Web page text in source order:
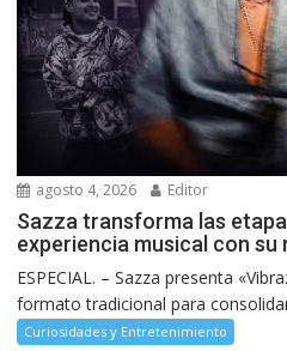
agosto 4, 2026 Editor
Sazza transforma las
experiencia musical con su
ESPECIAL. – Sazza presenta
formato tradicional para
Curiosidades y Entretenimiento